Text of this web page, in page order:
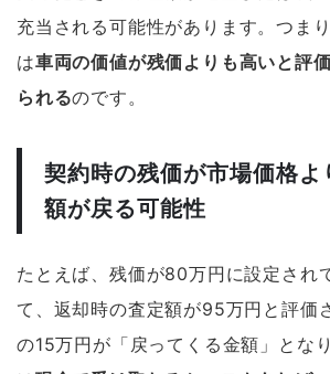
充当される可能性があります。つま
は車両の価値が残価よりも高いと評
られるのです。
契約時の残価が市場価格よ
額が戻る可能性
たとえば、残価が80万円に設定され
て、返却時の査定額が95万円と評価
の15万円が「戻ってくる金額」とな